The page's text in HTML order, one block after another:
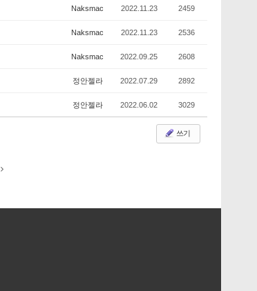
Naksmac 2022.11.23 2459
Naksmac 2022.11.23 2536
Naksmac 2022.09.25 2608
정안젤라 2022.07.29 2892
정안젤라 2022.06.02 3029
쓰기